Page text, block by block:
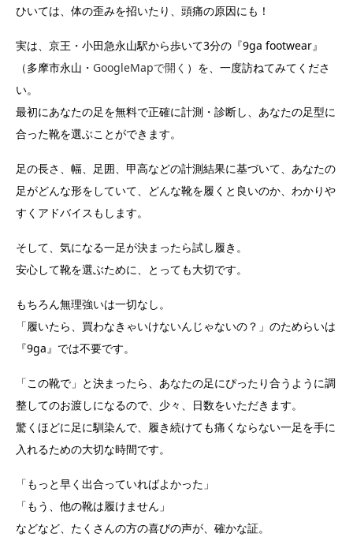
ひいては、体の歪みを招いたり、頭痛の原因にも！
実は、京王・小田急永山駅から歩いて3分の『9ga footwear』
（多摩市永山・ GoogleMapで開く ） を、一度訪ねてみてくださ
い。
最初にあなたの足を無料で正確に計測・診断し、あなたの足型に
合った靴を選ぶことができます。
足の長さ、幅、足囲、甲高などの計測結果に基づいて、あなたの
足がどんな形をしていて、どんな靴を履くと良いのか、わかりや
すくアドバイスもします。
そして、気になる一足が決まったら試し履き。
安心して靴を選ぶために、とっても大切です。
もちろん無理強いは一切なし。
「履いたら、買わなきゃいけないんじゃないの？」のためらいは
『9ga』では不要です。
「この靴で」と決まったら、あなたの足にぴったり合うように調
整してのお渡しになるので、少々、日数をいただきます。
驚くほどに足に馴染んで、履き続けても痛くならない一足を手に
入れるための大切な時間です。
「もっと早く出合っていればよかった」
「もう、他の靴は履けません」
などなど、たくさんの方の喜びの声が、確かな証。